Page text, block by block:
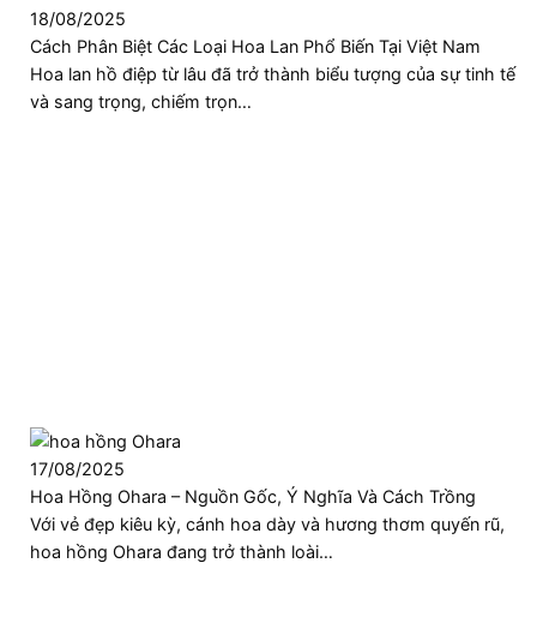
18/08/2025
Cách Phân Biệt Các Loại Hoa Lan Phổ Biến Tại Việt Nam
Hoa lan hồ điệp từ lâu đã trở thành biểu tượng của sự tinh tế
và sang trọng, chiếm trọn…
17/08/2025
Hoa Hồng Ohara – Nguồn Gốc, Ý Nghĩa Và Cách Trồng
Với vẻ đẹp kiêu kỳ, cánh hoa dày và hương thơm quyến rũ,
hoa hồng Ohara đang trở thành loài…